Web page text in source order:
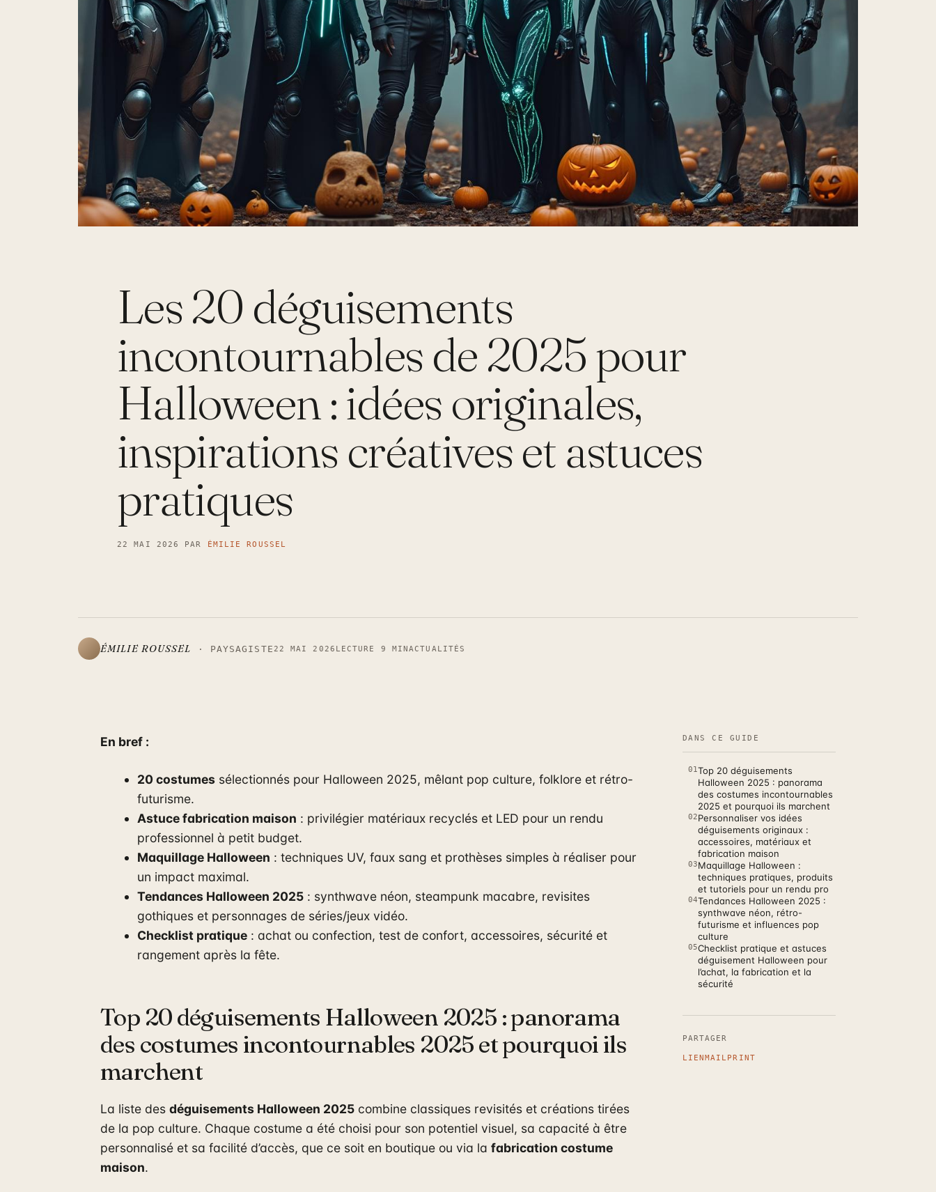
Les 20 déguisements
incontournables de 2025 pour
Halloween : idées originales,
inspirations créatives et astuces
pratiques
22 MAI 2026 PAR ÉMILIE ROUSSEL
ÉMILIE ROUSSEL · PAYSAGISTE 22 MAI 2026 LECTURE 9 MINACTUALITÉS
En bref :
20 costumes sélectionnés pour Halloween 2025, mêlant pop culture, folklore et rétro-
futurisme.
Astuce fabrication maison : privilégier matériaux recyclés et LED pour un rendu
professionnel à petit budget.
Maquillage Halloween : techniques UV, faux sang et prothèses simples à réaliser pour
un impact maximal.
Tendances Halloween 2025: synthwave néon, steampunk macabre, revisites
gothiques et personnages de séries/jeux vidéo.
Checklist pratique: achat ou confection, test de confort, accessoires, sécurité et
rangement après la fête.
Top 20 déguisements Halloween 2025 : panorama
des costumes incontournables 2025 et pourquoi ils
marchent
La liste des déguisements Halloween 2025 combine classiques revisités et créations tirées
de la pop culture. Chaque costume a été choisi pour son potentiel visuel, sa capacité à être
personnalisé et sa facilité d’accès, que ce soit en boutique ou via la fabrication costume
maison.
DANS CE GUIDE
01Top 20 déguisements
Halloween 2025 : panorama
des costumes incontournables
2025 et pourquoi ils marchent
02Personnaliser vos idées
déguisements originaux :
accessoires, matériaux et
fabrication maison
03Maquillage Halloween :
techniques pratiques, produits
et tutoriels pour un rendu pro
04Tendances Halloween 2025 :
synthwave néon, rétro-
futurisme et influences pop
culture
05Checklist pratique et astuces
déguisement Halloween pour
l’achat, la fabrication et la
sécurité
PARTAGER
LIENMAILPRINT